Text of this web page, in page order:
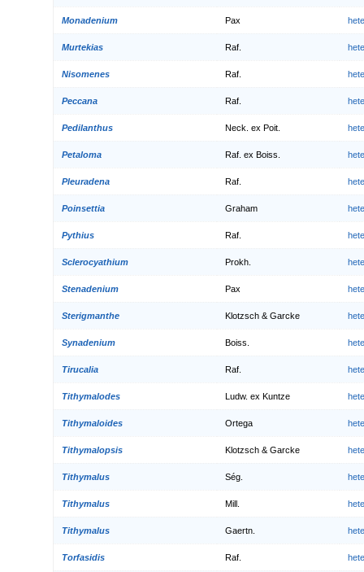
Monadenium Pax
Murtekias Raf.
Nisomenes Raf.
Peccana Raf.
Pedilanthus Neck. ex Poit.
Petaloma Raf. ex Boiss.
Pleuradena Raf.
Poinsettia Graham
Pythius Raf.
Sclerocyathium Prokh.
Stenadenium Pax
Sterigmanthe Klotzsch & Garcke
Synadenium Boiss.
Tirucalia Raf.
Tithymalodes Ludw. ex Kuntze
Tithymaloides Ortega
Tithymalopsis Klotzsch & Garcke
Tithymalus Ség.
Tithymalus Mill.
Tithymalus Gaertn.
Torfasidis Raf.